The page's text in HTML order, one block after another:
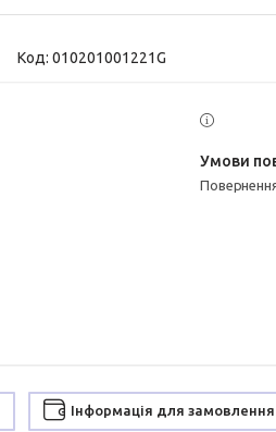
Код: 010201001221G
Інформація для замовлення